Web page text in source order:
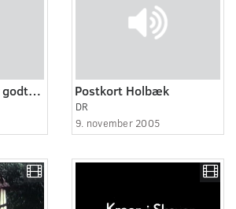
Temalørdag: Hvor godtfolk er: Sevel Kro Postkort Holbæk
DR
9. november 2005